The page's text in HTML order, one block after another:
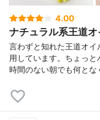
4.00
ナチュラル系王道オ
言わずと知れた王道オ
用しています。ちょっと
時間のない朝でも何と